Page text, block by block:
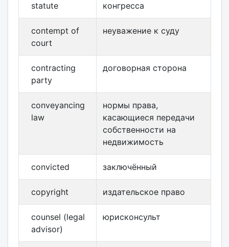
statute
конгресса
contempt of
court
неуважение к суду
contracting
party
договорная сторона
conveyancing
law
нормы права,
касающиеся передачи
собственности на
недвижимость
convicted заключённый
copyright издательское право
counsel (legal
advisor)
юрисконсульт